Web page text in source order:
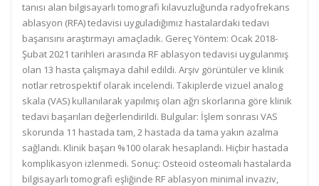
tanısı alan bilgisayarlı tomografi kılavuzluğunda radyofrekans
ablasyon (RFA) tedavisi uyguladığımız hastalardaki tedavi
başarısını araştırmayı amaçladık. Gereç Yöntem: Ocak 2018-
Şubat 2021 tarihleri arasında RF ablasyon tedavisi uygulanmış
olan 13 hasta çalışmaya dahil edildi. Arşiv görüntüler ve klinik
notlar retrospektif olarak incelendi. Takiplerde vizuel analog
skala (VAS) kullanılarak yapılmış olan ağrı skorlarına göre klinik
tedavi başarıları değerlendirildi. Bulgular: İşlem sonrası VAS
skorunda 11 hastada tam, 2 hastada da tama yakın azalma
sağlandı. Klinik başarı %100 olarak hesaplandı. Hiçbir hastada
komplikasyon izlenmedi. Sonuç: Osteoid osteomalı hastalarda
bilgisayarlı tomografi eşliğinde RF ablasyon minimal invaziv,